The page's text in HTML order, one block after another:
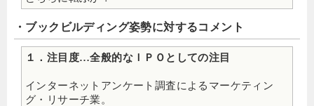
・ブックビルディング姿勢に対するコメント
１．注目度…全般的なＩＰＯとしての注目
インターネットアンケート調査によるマーケティン
グ・リサーチ業。